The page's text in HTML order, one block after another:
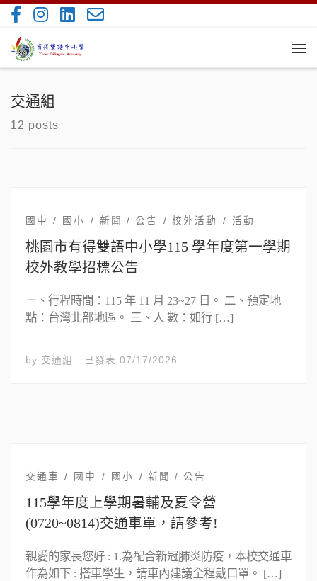
Skip to content
交通組
12 posts
國中 國小 新聞 / 公告 校外活動 活動
桃園市有得雙語中小學115 學年度第一學期
校外教學招標公告
ㄧ、行程時間：115 年 11 月 23~27 日。 二、預定地
點：台灣北部地區。 三、人 數：如行 […]
by 交通組 已發表 07/17/2026
交通車 國中 國小 新聞 / 公告
115學年度上學期暑輔及夏令營
(0720~0814)交通車單，請參考!
親愛的家長您好 : 1.為配合新冠肺炎防疫，本校交通車
作為如下 : 搭車學生，請車內建議全程戴口罩。 […]